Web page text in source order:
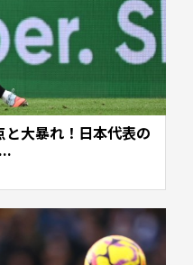
大暴れ！日本代表の